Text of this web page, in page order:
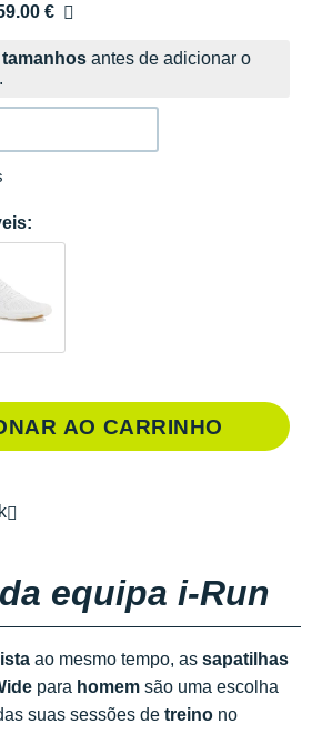
€
antes de adicionar o
AO CARRINHO
equipa i-Run
ao mesmo tempo, as sapatilhas
para homem são uma escolha
suas sessões de treino no